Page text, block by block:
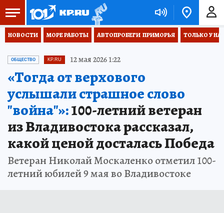
НОВОСТИ МОРЕ РАБОТЫ АВТОПРОБЕГИ  ПРИМОРЬЯ ТОЛЬКО У
ОБЩЕСТВО KP.RU 12 мая 2026 1:22
«Тогда от верхового
услышали страшное слово
"война"»:100-летний ветеран
из Владивостока рассказал,
какой ценой досталась Победа
Ветеран Николай Москаленко отметил 100-
летний юбилей 9 мая во Владивостоке